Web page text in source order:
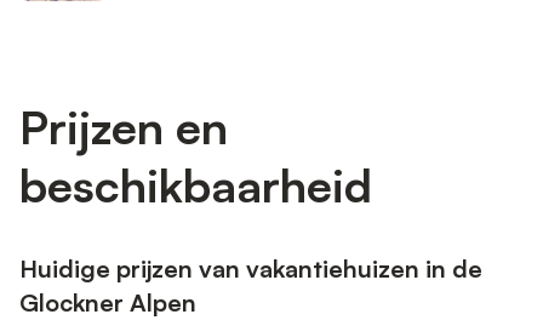
Prijzen en
beschikbaarheid
Huidige prijzen van vakantiehuizen in de
Glockner Alpen